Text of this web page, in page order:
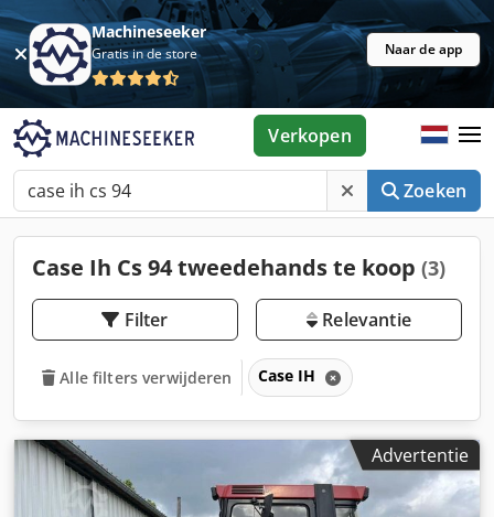
Machineseeker
Gratis in de store Naar de app
Zoeken
Verkopen
Case Ih Cs 94 tweedehands te koop (3)
Filter Relevantie
Alle filters verwijderen Case IH
Advertentie